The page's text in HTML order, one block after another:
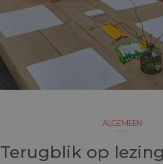
ALGEMEEN
Terugblik op